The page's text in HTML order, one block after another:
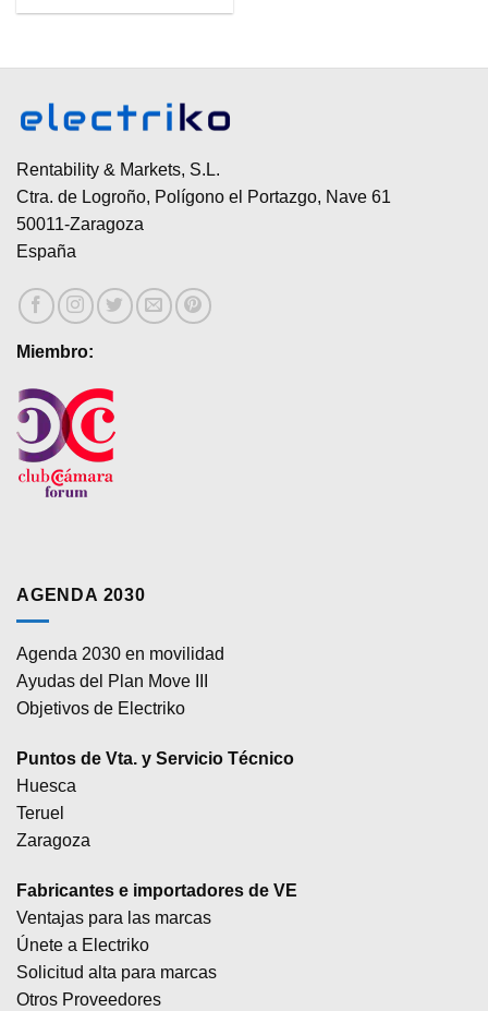
Rentability & Markets, S.L.
Ctra. de Logroño, Polígono el Portazgo, Nave 61
50011-Zaragoza
España
Miembro:
AGENDA 2030
Agenda 2030 en movilidad
Ayudas del Plan Move III
Objetivos de Electriko
Puntos de Vta. y Servicio Técnico
Huesca
Teruel
Zaragoza
Fabricantes e importadores de VE
Ventajas para las marcas
Únete a Electriko
Solicitud alta para marcas
Otros Proveedores